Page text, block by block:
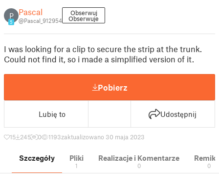
P
5
Pascal
@Pascal_912954
Obserwuj
Obserwuje
I was looking for a clip to secure the strip at the trunk.
Could not find it, so i made a simplified version of it.
Pobierz
Lubię to Udostępnij
15 245 0 1193zaktualizowano 30 maja 2023
Szczegóły Pliki
1
Realizacje i Komentarze
0 0